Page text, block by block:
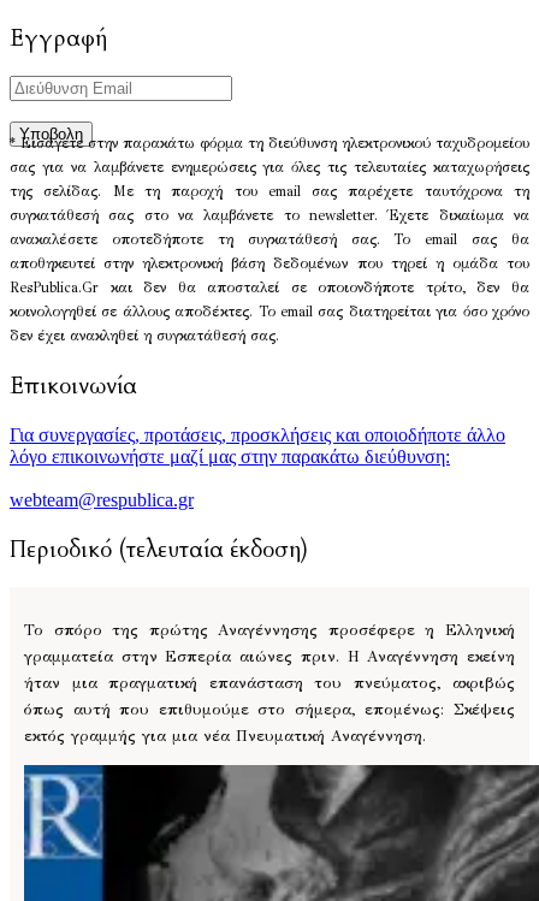
Εγγραφή
* Εισάγετε στην παρακάτω φόρμα τη διεύθυνση ηλεκτρονικού ταχυδρομείου
σας για να λαμβάνετε ενημερώσεις για όλες τις τελευταίες καταχωρήσεις
της σελίδας. Με τη παροχή του email σας παρέχετε ταυτόχρονα τη
συγκατάθεσή σας στο να λαμβάνετε το newsletter. Έχετε δικαίωμα να
ανακαλέσετε οποτεδήποτε τη συγκατάθεσή σας. Το email σας θα
αποθηκευτεί στην ηλεκτρονική βάση δεδομένων που τηρεί η ομάδα του
ResPublica.Gr και δεν θα αποσταλεί σε οποιονδήποτε τρίτο, δεν θα
κοινολογηθεί σε άλλους αποδέκτες. Το email σας διατηρείται για όσο χρόνο
δεν έχει ανακληθεί η συγκατάθεσή σας.
Επικοινωνία
Για συνεργασίες, προτάσεις, προσκλήσεις και οποιοδήποτε άλλο
λόγο επικοινωνήστε μαζί μας στην παρακάτω διεύθυνση:
webteam@respublica.gr
Περιοδικό (τελευταία έκδοση)
Το σπόρο της πρώτης Αναγέννησης προσέφερε η Ελληνική
γραμματεία στην Εσπερία αιώνες πριν. Η Αναγέννηση εκείνη
ήταν μια πραγματική επανάσταση του πνεύματος, ακριβώς
όπως αυτή που επιθυμούμε στο σήμερα, επομένως: Σκέψεις
εκτός γραμμής για μια νέα Πνευματική Αναγέννηση.